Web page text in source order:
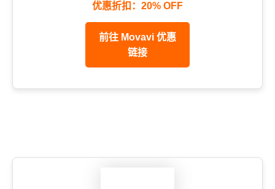
优惠折扣：20% OFF
前往 Movavi 优惠
链接